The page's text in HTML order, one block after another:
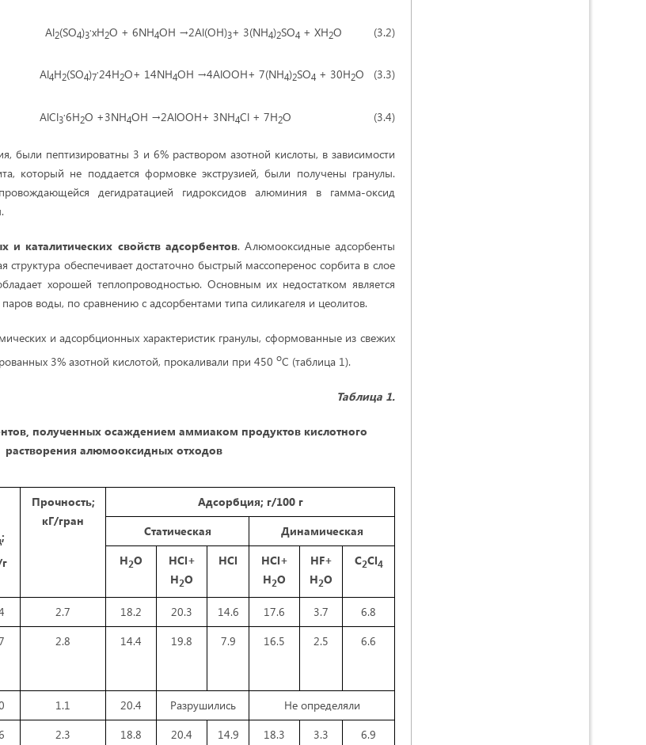
Al2(SO4)3
.xH2O + 6NH4OH →2Al(OH)3+ 3(NH4)2SO4 + ХH2O (3.2)
Al4H2(SO4)7
.24H2O+ 14NH4OH →4AlOOH+ 7(NH4)2SO4 + 30H2O (3.3)
AlCl3
.6H2O +3NH4OH →2AlOOH+ 3NH4Cl + 7H2O (3.4)
были пептизироватны 3 и 6% раствором азотной кислоты, в зависимости
который не поддается формовке экструзией, были получены гранулы.
дегидратацией гидроксидов алюминия в гамма-оксид
и каталитических свойств адсорбентов. Алюмооксидные адсорбенты
структура обеспечивает достаточно быстрый массоперенос сорбита в слое
хорошей теплопроводностью. Основным их недостатком является
воды, по сравнению с адсорбентами типа силикагеля и цеолитов.
и адсорбционных характеристик гранулы, сформованные из свежих
3% азотной кислотой, прокаливали при 450 оС (таблица 1).
Таблица 1.
полученных осаждением аммиаком продуктов кислотного
растворения алюмооксидных отходов
;
Прочность;
кГ/гран
Адсорбция; г/100 г
Статическая
Динамическая
Н2О
HCl+
Н2О
HCl
HCl+
Н2О
HF+
Н2О
C2Cl4
2.7 18.2 20.3 14.6 17.6 3.7
6.8
2.8 14.4 19.8 7.9 16.5 2.5 6.6
1.1 20.4 Разрушились
Не определяли
2.3 18.8 20.4 14.9 18.3 3.3 6.9